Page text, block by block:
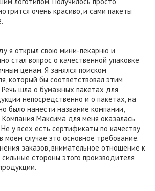
очень красиво, и сами пакеты
я открыл свою мини-пекарню и
стал вопрос о качественной упаковке
ценам. Я занялся поиском
который бы соответствовал этим
Речь шла о бумажных пакетах для
непосредственно и о пакетах, на
было нанести название компании,
Компания Максима для меня оказалась
у всех есть сертификаты по качеству
моем случае это основное требование.
заказов, внимательное отношение к
стороны этого производителя